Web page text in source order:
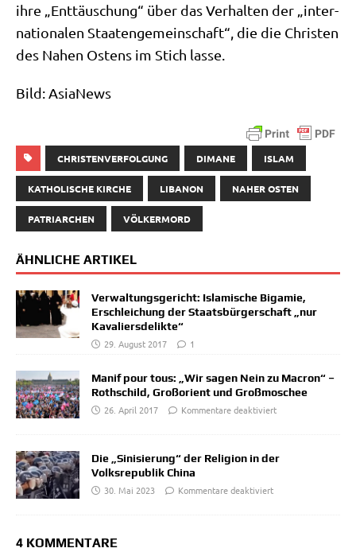
ihre „Ent­täu­schung“ über das Ver­hal­ten der „inter­
na­tio­na­len Staa­ten­ge­mein­schaft“, die die Chri­sten
des Nahen Ostens im Stich lasse.
Bild: Asia­News
CHRISTENVERFOLGUNG DIMANE ISLAM
KATHOLISCHE KIRCHE LIBANON NAHER OSTEN
PATRIARCHEN VÖLKERMORD
ÄHNLICHE ARTIKEL
Verwaltungsgericht: Islamische Bigamie,
Erschleichung der Staatsbürgerschaft „nur
Kavaliersdelikte“
29. August 2017
1
Manif pour tous: „Wir sagen Nein zu Macron“ –
Rothschild, Großorient und Großmoschee
26. April 2017
Kommentare deaktiviert
Die „Sinisierung“ der Religion in der
Volksrepublik China
30. Mai 2023
Kommentare deaktiviert
4 KOMMENTARE